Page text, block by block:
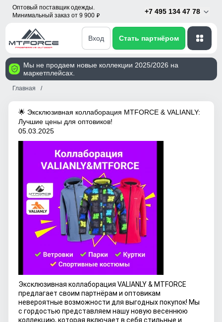
Оптовый поставщик одежды.
Минимальный заказ от 9 900 p
+7 495 134 47 78
Вход Стать партнёром
Мы не продаем новые коллекции 2025/2026 на
маркетплейсах.
Главная
🌟 Эксклюзивная коллаборация MTFORCE & VALIANLY:
Лучшие цены для оптовиков!
05.03.2025
Эксклюзивная коллаборация VALIANLY & MTFORCE
предлагает своим партнёрам и оптовикам
невероятные возможности для выгодных покупок! Мы
с гордостью представляем нашу новую весеннюю
коллекцию, которая включает в себя стильные и